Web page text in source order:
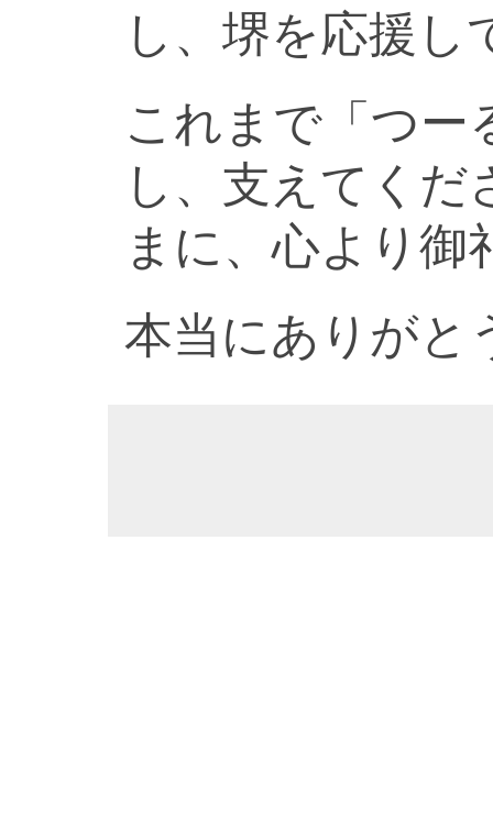
し、堺を応援し
これまで「つー
し、支えてく
まに、心より御
本当にありがと